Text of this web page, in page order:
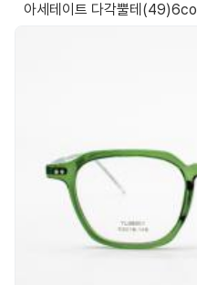
아세테이트 다각뿔테